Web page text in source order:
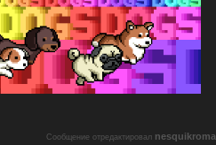
Сообщение отредактировал nesquikroma